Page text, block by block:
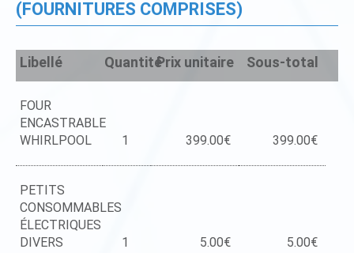
(FOURNITURES COMPRISES)
Libellé QuantitéPrix unitaire Sous-total
FOUR
ENCASTRABLE
WHIRLPOOL
1 399.00€ 399.00€
PETITS
CONSOMMABLES
ÉLECTRIQUES
DIVERS
1 5.00€ 5.00€